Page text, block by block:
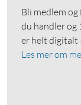
Bli medlem
du handler og
er helt digitalt
Les mer om